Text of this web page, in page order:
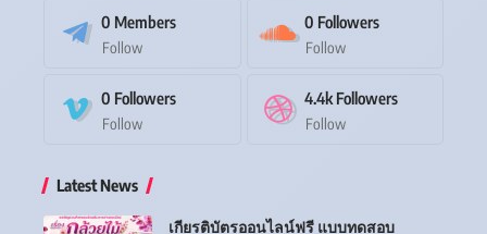
0 Members
Follow
0 Followers
Follow
0 Followers
Follow
4.4k Followers
Follow
Latest News
เกียรติบัตรออนไลน์ฟรี แบบทดสอบ